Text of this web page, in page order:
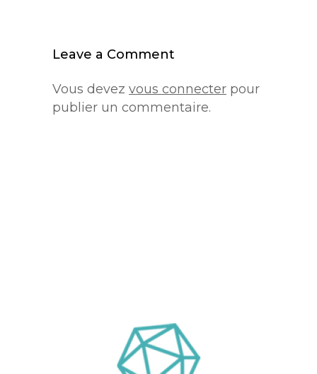
Leave a Comment
Vous devez vous connecter pour
publier un commentaire.